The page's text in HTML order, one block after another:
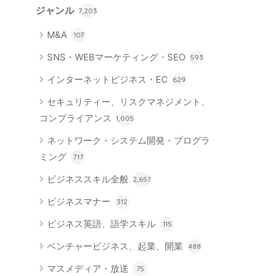
ジャンル 7,203
M&A 107
SNS・WEBマーケティング・SEO 593
インターネットビジネス・EC 629
セキュリティー、リスクマネジメント、
コンプライアンス 1,005
ネットワーク・システム開発・プログラ
ミング
717
ビジネススキル全般 2,657
ビジネスマナー 312
ビジネス英語、語学スキル 115
ベンチャービジネス、起業、開業 488
マスメディア・放送 75